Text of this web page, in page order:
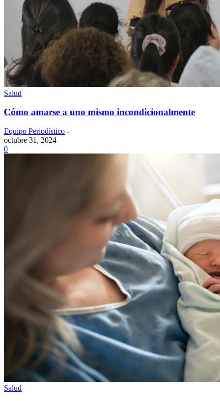
Salud
Cómo amarse a uno mismo incondicionalmente
Equipo Periodístico -
octubre 31, 2024
0
Salud